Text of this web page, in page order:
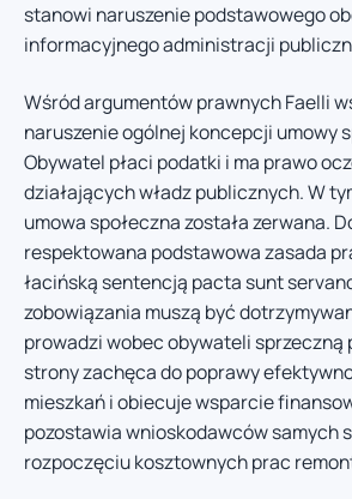
stanowi naruszenie podstawowego
informacyjnego administracji
Wśród argumentów prawnych Faelli
naruszenie ogólnej koncepcji umowy
Obywatel płaci podatki i ma prawo
działających władz publicznych. W
umowa społeczna została zerwana.
respektowana podstawowa zasada
łacińską sentencją pacta sunt
zobowiązania muszą być
prowadzi wobec obywateli sprzeczną
strony zachęca do poprawy
mieszkań i obiecuje wsparcie
pozostawia wnioskodawców samych
rozpoczęciu kosztownych prac